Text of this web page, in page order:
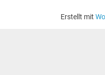
Erstellt mit